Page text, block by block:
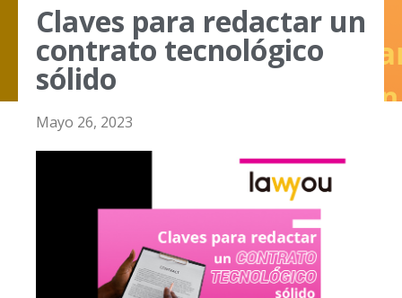
Claves para redactar un
contrato tecnológico
sólido
Mayo 26, 2023